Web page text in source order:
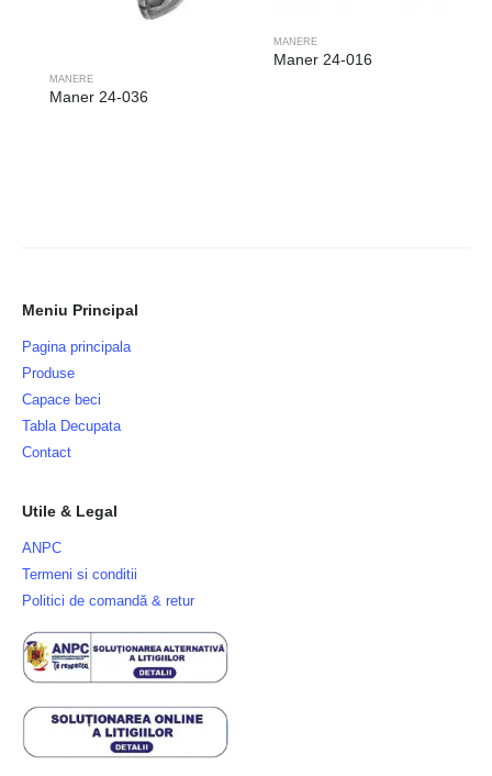
MANERE
Maner 24-036
MANERE
Maner 24-016
Meniu Principal
Pagina principala
Produse
Capace beci
Tabla Decupata
Contact
Utile & Legal
ANPC
Termeni si conditii
Politici de comandă & retur